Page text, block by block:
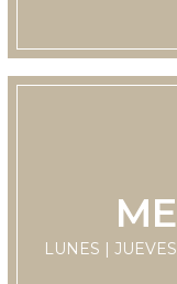
LUNES |